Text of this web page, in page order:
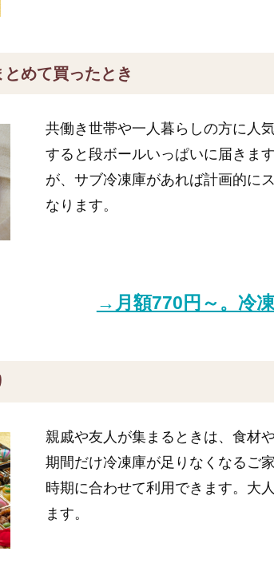
めて買ったとき
共働き世帯や一人暮らしの方に人
すると段ボールいっぱいに届きま
が、サブ冷凍庫があれば計画的に
なります。
→月額770円～。冷
親戚や友人が集まるときは、食材
期間だけ冷凍庫が足りなくなるご
時期に合わせて利用できます。大
ます。